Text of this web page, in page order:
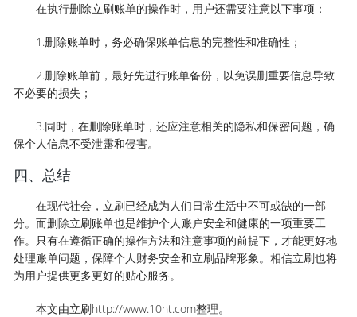
在执行删除立刷账单的操作时，用户还需要注意以下事项：
1.删除账单时，务必确保账单信息的完整性和准确性；
2.删除账单前，最好先进行账单备份，以免误删重要信息导致
不必要的损失；
3.同时，在删除账单时，还应注意相关的隐私和保密问题，确
保个人信息不受泄露和侵害。
四、总结
在现代社会，立刷已经成为人们日常生活中不可或缺的一部
分。而删除立刷账单也是维护个人账户安全和健康的一项重要工
作。只有在遵循正确的操作方法和注意事项的前提下，才能更好地
处理账单问题，保障个人财务安全和立刷品牌形象。相信立刷也将
为用户提供更多更好的贴心服务。
本文由立刷http://www.10nt.com整理。